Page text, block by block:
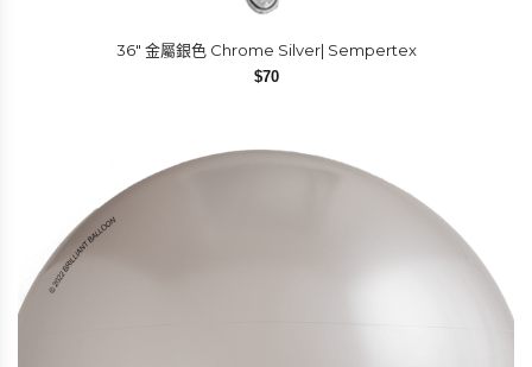
36″ 金屬銀色 Chrome Silver| Sempertex
$70